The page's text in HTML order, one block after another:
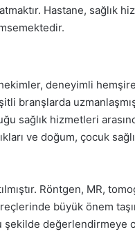
Hastane, sağlık
deneyimli
branşlarda
sağlık hizmetleri
ve doğum, çocuk
Röntgen, MR,
büyük önem
şekilde değerlendirmeye